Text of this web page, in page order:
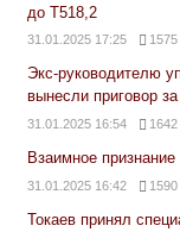
до Т518,2
31.01.2025 17:25 1575
Экс-руководителю
вынесли приговор
31.01.2025 16:54 1642
Взаимное
31.01.2025 16:42 1590
Токаев принял